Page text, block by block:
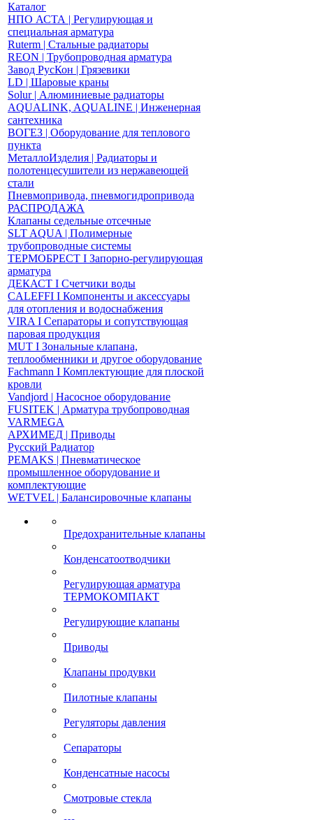
Каталог
НПО АСТА | Регулирующая и
специальная арматура
Ruterm | Стальные радиаторы
REON | Трубопроводная арматура
Завод РусКон | Грязевики
LD | Шаровые краны
Solur | Алюминиевые радиаторы
AQUALINK, AQUALINE | Инженерная
сантехника
ВОГЕЗ | Оборудование для теплового
пункта
МеталлоИзделия | Радиаторы и
полотенцесушители из нержавеющей
стали
Пневмопривода, пневмогидропривода
РАСПРОДАЖА
Клапаны седельные отсечные
SLT AQUA | Полимерные
трубопроводные системы
ТЕРМОБРЕСТ І Запорно-регулирующая
арматура
ДЕКАСТ І Счетчики воды
CALEFFI І Компоненты и аксессуары
для отопления и водоснабжения
VIRA І Сепараторы и сопутствующая
паровая продукция
MUT І Зональные клапана,
теплообменники и другое оборудование
Fachmann І Комплектующие для плоской
кровли
Vandjord | Насосное оборудование
FUSITEK | Арматура трубопроводная
VARMEGA
АРХИМЕД | Приводы
Русский Радиатор
PEMAKS | Пневматическое
промышленное оборудование и
комплектующие
WETVEL | Балансировочные клапаны
Предохранительные клапаны
Конденсатоотводчики
Регулирующая арматура
ТЕРМОКОМПАКТ
Регулирующие клапаны
Приводы
Клапаны продувки
Пилотные клапаны
Регуляторы давления
Сепараторы
Конденсатные насосы
Смотровые стекла